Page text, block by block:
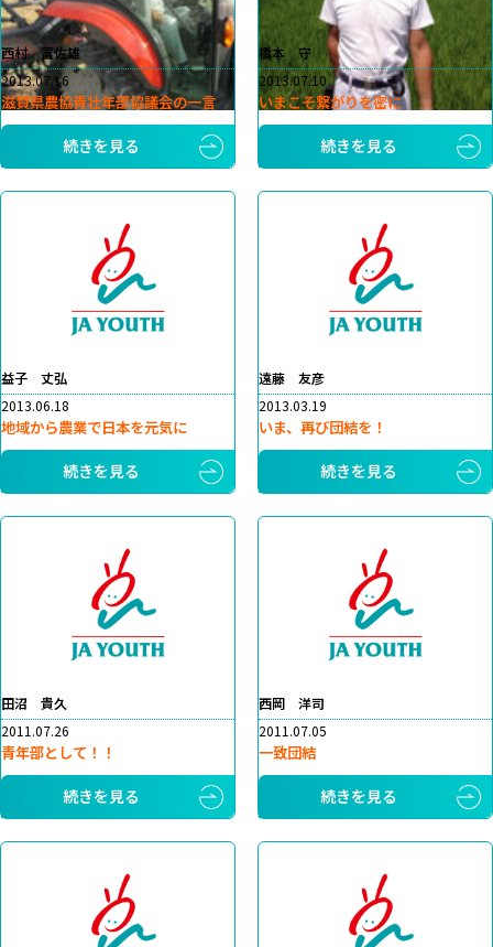
西村 富佐雄
2013.07.16
滋賀県農協青壮年部協議会の一言
続きを見る
橋本 守
2013.07.10
いまこそ繋がりを密に
続きを見る
益子 丈弘
2013.06.18
地域から農業で日本を元気に
続きを見る
遠藤 友彦
2013.03.19
いま、再び団結を！
続きを見る
田沼 貴久
2011.07.26
青年部として！！
続きを見る
西岡 洋司
2011.07.05
一致団結
続きを見る